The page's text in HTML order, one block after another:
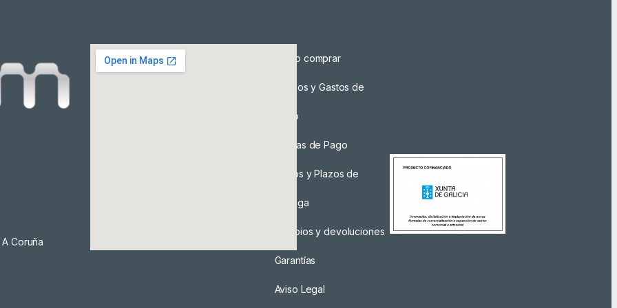
Coruña
Cómo comprar
Precios y Gastos de
Envío
Formas de Pago
Envíos y Plazos de
Entrega
Cambios y devoluciones
Garantías
Aviso Legal